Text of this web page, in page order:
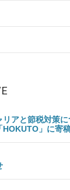
リアと節税対策
HOKUTO」に寄